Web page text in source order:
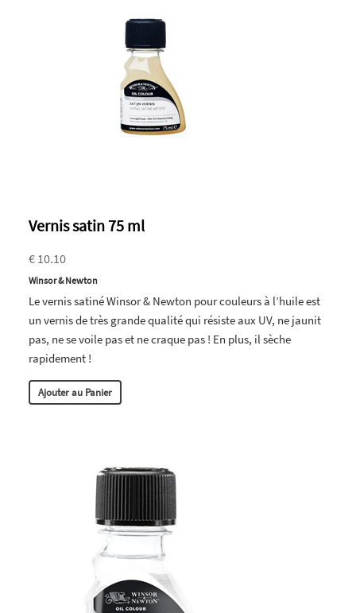
Vernis satin 75 ml
€ 10.10
Winsor & Newton
Le vernis satiné Winsor & Newton pour couleurs à l’huile est
un vernis de très grande qualité qui résiste aux UV, ne jaunit
pas, ne se voile pas et ne craque pas ! En plus, il sèche
rapidement !
Ajouter au Panier